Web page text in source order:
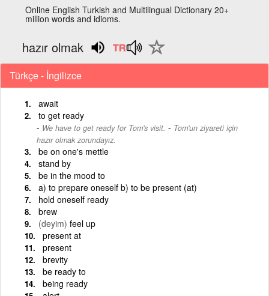
Online English Turkish and Multilingual Dictionary 20+
million words and idioms.
hazır olmak
Türkçe - İngilizce
await
to get ready
We have to get ready for Tom's visit. - Tom'un ziyareti için
hazır olmak zorundayız.
be on one's mettle
stand by
be in the mood to
a) to prepare oneself b) to be present (at)
hold oneself ready
brew
(deyim) feel up
present at
present
brevity
be ready to
being ready